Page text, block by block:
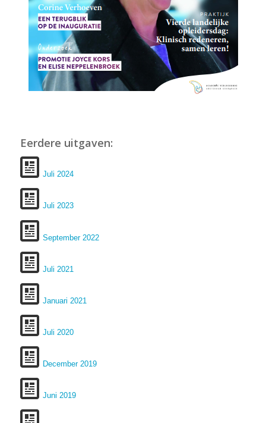
Eerdere uitgaven:
Juli 2024
Juli 2023
September 2022
Juli 2021
Januari 2021
Juli 2020
December 2019
Juni 2019